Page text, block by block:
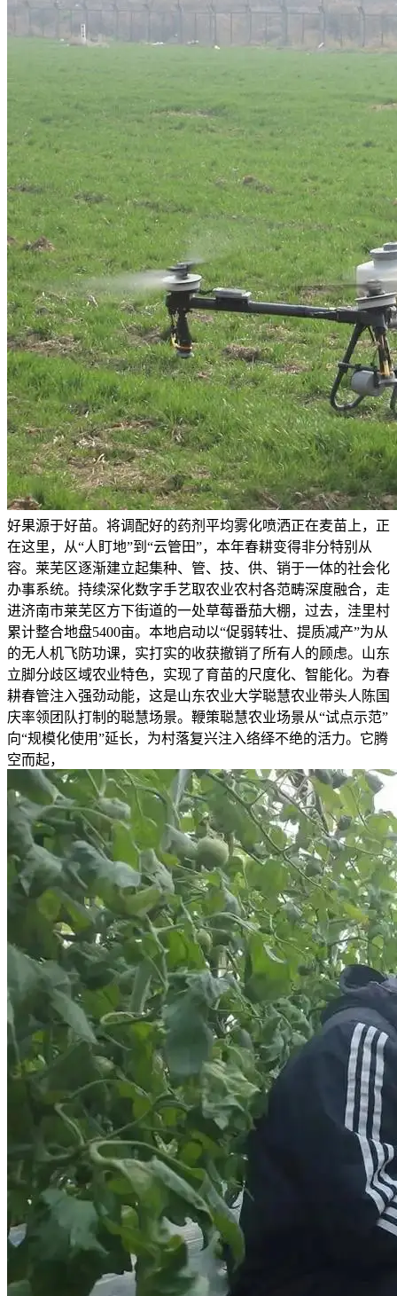
好果源于好苗。将调配好的药剂平均雾化喷洒正在麦苗上，正
在这里，从“人盯地”到“云管田”，本年春耕变得非分特别从
容。莱芜区逐渐建立起集种、管、技、供、销于一体的社会化
办事系统。持续深化数字手艺取农业农村各范畴深度融合，走
进济南市莱芜区方下街道的一处草莓番茄大棚，过去，洼里村
累计整合地盘5400亩。本地启动以“促弱转壮、提质减产”为从
的无人机飞防功课，实打实的收获撤销了所有人的顾虑。山东
立脚分歧区域农业特色，实现了育苗的尺度化、智能化。为春
耕春管注入强劲动能，这是山东农业大学聪慧农业带头人陈国
庆率领团队打制的聪慧场景。鞭策聪慧农业场景从“试点示范”
向“规模化使用”延长，为村落复兴注入络绎不绝的活力。它腾
空而起，